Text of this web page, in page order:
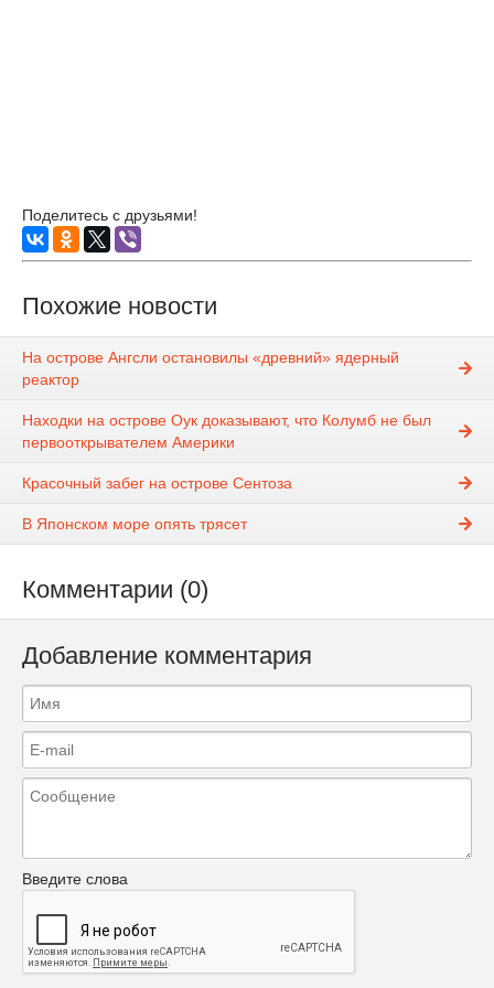
Поделитесь с друзьями!
Похожие новости
На острове Ангсли остановилы «древний» ядерный
реактор
Находки на острове Оук доказывают, что Колумб не был
первооткрывателем Америки
Красочный забег на острове Сентоза
В Японском море опять трясет
Комментарии (0)
Добавление комментария
Введите слова